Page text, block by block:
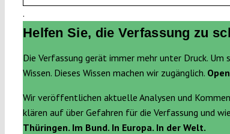
.
Helfen Sie, die Verfassung zu
Die Verfassung gerät immer mehr unter Druck. Um
Wissen. Dieses Wissen machen wir zugänglich.
Wir veröffentlichen aktuelle Analysen und
klären auf über Gefahren für die Verfassung und
Thüringen. Im Bund. In Europa. In der Welt.